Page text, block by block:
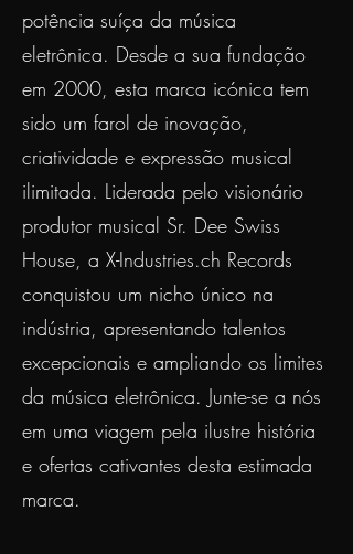
potência suíça da música
eletrônica. Desde a sua fundação
em 2000, esta marca icónica tem
sido um farol de inovação,
criatividade e expressão musical
ilimitada. Liderada pelo visionário
produtor musical Sr. Dee Swiss
House, a X-Industries.ch Records
conquistou um nicho único na
indústria, apresentando talentos
excepcionais e ampliando os limites
da música eletrônica. Junte-se a nós
em uma viagem pela ilustre história
e ofertas cativantes desta estimada
marca.